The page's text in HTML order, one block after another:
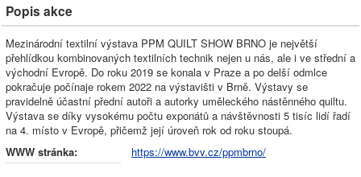
Popis akce
Mezinárodní textilní výstava PPM QUILT SHOW BRNO je největší
přehlídkou kombinovaných textilních technik nejen u nás, ale i ve střední a
východní Evropě. Do roku 2019 se konala v Praze a po delší odmlce
pokračuje počínaje rokem 2022 na výstavišti v Brně. Výstavy se
pravidelně účastní přední autoři a autorky uměleckého nástěnného quiltu.
Výstava se díky vysokému počtu exponátů a návštěvnosti 5 tisíc lidí řadí
na 4. místo v Evropě, přičemž její úroveň rok od roku stoupá.
WWW stránka:
https://www.bvv.cz/ppmbrno/